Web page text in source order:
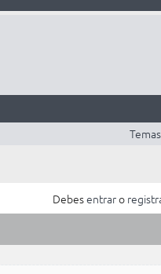
Debesentraro